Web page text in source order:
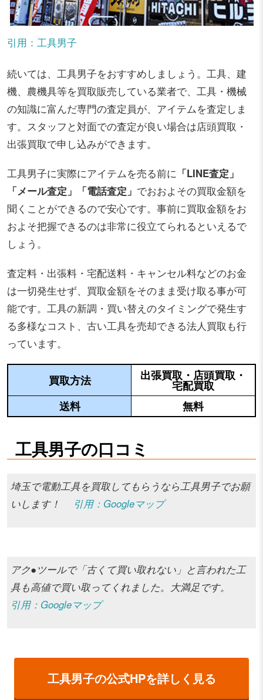
引用：工具男子
続いては、工具男子をおすすめしましょう。工具、建
機、農機具等を買取販売している業者で、工具・機械
の知識に富んだ専門の査定員が、アイテムを査定しま
す。スタッフと対面での査定が良い場合は店頭買取・
出張買取で申し込みができます。
工具男子に実際にアイテムを売る前に 「LINE査定」
「メール査定」「電話査定」 でおおよその買取金額を
聞くことができるので安心です。事前に買取金額をお
およそ把握できるのは非常に役立てられるといえるで
しょう。
査定料・出張料・宅配送料・キャンセル料などのお金
は一切発生せず、買取金額をそのまま受け取る事が可
能です。工具の新調・買い替えのタイミングで発生す
る多様なコスト、古い工具を売却できる法人買取も行
っています。
買取方法 出張買取・店頭買取・
宅配買取
送料
無料
工具男子の口コミ
埼玉で電動工具を買取してもらうなら工具男子でお願
いします！
引用：Googleマップ
アク●ツールで「古くて買い取れない」と言われた工
具も高値で買い取ってくれました。大満足です。
引用：Googleマップ
工具男子の公式HPを詳しく見る